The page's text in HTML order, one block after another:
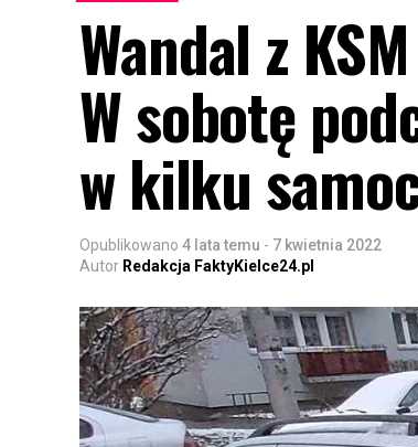
Wandal z
W sobotę
w kilku
Opublikowano 4 lata temu - 7 kwietnia 2022
Autor Redakcja FaktyKielce24.pl